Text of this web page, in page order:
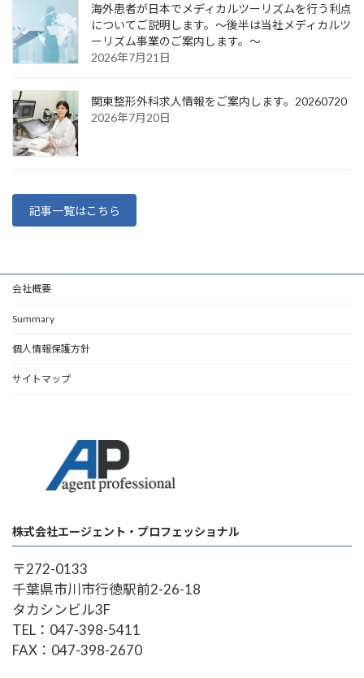
海外患者が日本でメディカルツーリズムを行う利点
についてご説明します。～後半は当社メディカルツ
ーリズム事業のご案内します。～
2026年7月21日
関東整形外科求人情報をご案内します。20260720
2026年7月20日
記事一覧はこちら
会社概要
Summary
個人情報保護方針
サイトマップ
株式会社エージェント・プロフェッショナル
〒272-0133
千葉県市川市行徳駅前2-26-18
タカシンビル3F
TEL：047-398-5411
FAX：047-398-2670